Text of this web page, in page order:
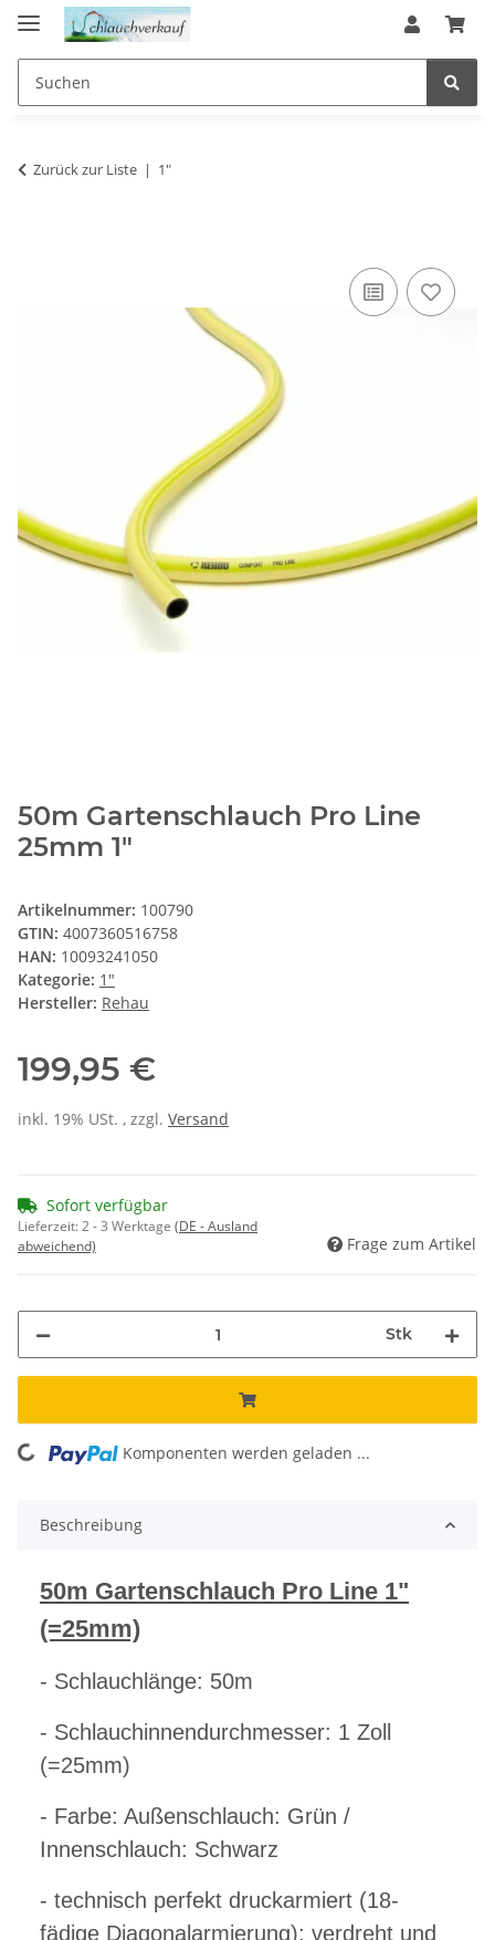
Zurück zur Liste 1"
50m Gartenschlauch Pro Line
25mm 1"
Artikelnummer: 100790
GTIN: 4007360516758
HAN: 10093241050
Kategorie: 1"
Hersteller: Rehau
199,95 €
inkl. 19% USt. , zzgl. Versand
Sofort verfügbar
Lieferzeit:2 - 3 Werktage (DE - Ausland
abweichend)
Frage zum Artikel
Stk
Loading... Komponenten werden geladen ...
Beschreibung
50m Gartenschlauch Pro Line 1"
(=25mm)
- Schlauchlänge: 50m
- Schlauchinnendurchmesser: 1 Zoll
(=25mm)
- Farbe: Außenschlauch: Grün /
Innenschlauch: Schwarz
- technisch perfekt druckarmiert (18-
fädige Diagonalarmierung): verdreht und